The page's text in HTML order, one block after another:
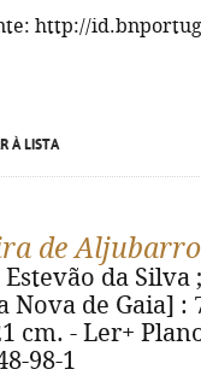
http://
À LISTA
de
da
Nova de Gaia] :
cm. - Ler+
98-1